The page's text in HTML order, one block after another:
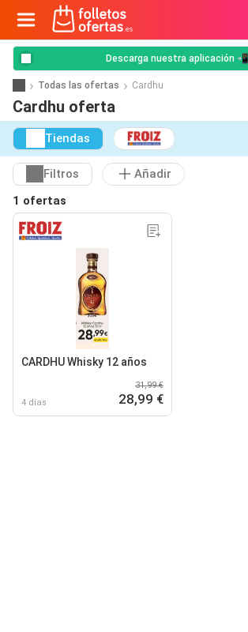
Descarga nuestra aplicación 📲
Todas las ofertas Cardhu
Cardhu oferta
Tiendas
Filtros
Añadir
1 ofertas
CARDHU Whisky 12 años
4 días
31,99 €
28,99 €